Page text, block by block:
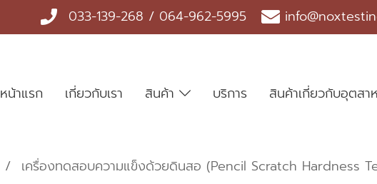
033-139-268 / 064-962-5995
หน้าแรก เกี่ยวกับเรา สินค้า บริการ สินค้าเกี่ยวกับอุตสา
เครื่องทดสอบความแข็งด้วยดินสอ (Pencil Scratch Hardness